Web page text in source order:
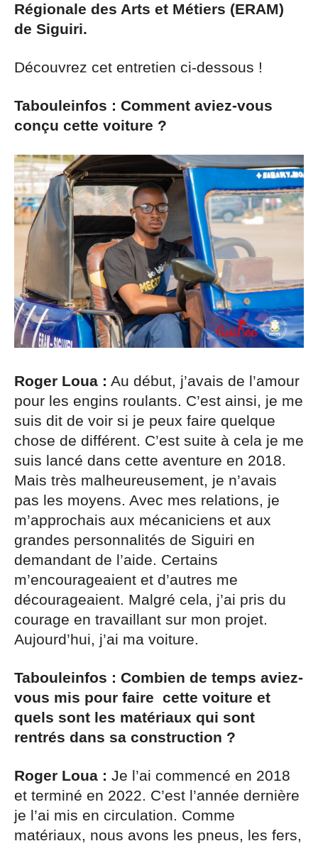
Régionale des Arts et Métiers (ERAM)
de Siguiri.
Découvrez cet entretien ci-dessous !
Tabouleinfos : Comment aviez-vous
conçu cette voiture ?
Roger Loua : Au début, j’avais de l’amour
pour les engins roulants. C’est ainsi, je me
suis dit de voir si je peux faire quelque
chose de différent. C’est suite à cela je me
suis lancé dans cette aventure en 2018.
Mais très malheureusement, je n’avais
pas les moyens. Avec mes relations, je
m’approchais aux mécaniciens et aux
grandes personnalités de Siguiri en
demandant de l’aide. Certains
m’encourageaient et d’autres me
décourageaient. Malgré cela, j’ai pris du
courage en travaillant sur mon projet.
Aujourd’hui, j’ai ma voiture.
Tabouleinfos : Combien de temps aviez-
vous mis pour faire cette voiture et
quels sont les matériaux qui sont
rentrés dans sa construction ?
Roger Loua : Je l’ai commencé en 2018
et terminé en 2022. C’est l’année dernière
je l’ai mis en circulation. Comme
matériaux, nous avons les pneus, les fers,